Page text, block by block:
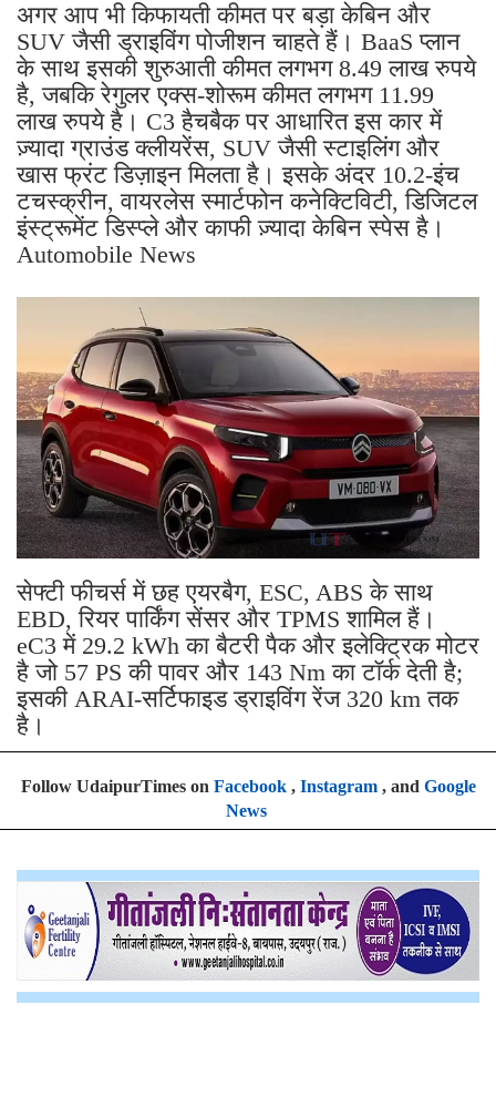
अगर आप भी किफायती कीमत पर बड़ा केबिन और
SUV जैसी ड्राइविंग पोजीशन चाहते हैं। BaaS प्लान
के साथ इसकी शुरुआती कीमत लगभग 8.49 लाख रुपये
है, जबकि रेगुलर एक्स-शोरूम कीमत लगभग 11.99
लाख रुपये है। C3 हैचबैक पर आधारित इस कार में
ज़्यादा ग्राउंड क्लीयरेंस, SUV जैसी स्टाइलिंग और
खास फ्रंट डिज़ाइन मिलता है। इसके अंदर 10.2-इंच
टचस्क्रीन, वायरलेस स्मार्टफोन कनेक्टिविटी, डिजिटल
इंस्ट्रूमेंट डिस्प्ले और काफी ज़्यादा केबिन स्पेस है।
Automobile News
सेफ्टी फीचर्स में छह एयरबैग, ESC, ABS के साथ
EBD, रियर पार्किंग सेंसर और TPMS शामिल हैं।
eC3 में 29.2 kWh का बैटरी पैक और इलेक्ट्रिक मोटर
है जो 57 PS की पावर और 143 Nm का टॉर्क देती है;
इसकी ARAI-सर्टिफाइड ड्राइविंग रेंज 320 km तक
है।
Follow UdaipurTimes on Facebook, Instagram, and Google
News